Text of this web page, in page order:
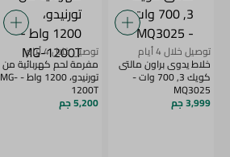
توصيل خلال 4 أيام
خلاط يدوى براون مالتى
كويك 3, 700 وات -
MQ3025
3,999 جم
توصيل خلال 4 أيام
مفرمة لحم كهربائية من
تورنيدو، 1200 واط - MG-
1200T
5,200 جم